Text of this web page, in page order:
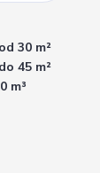
od 30 m²
do 45 m²
m³